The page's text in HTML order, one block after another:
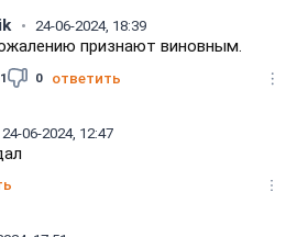
24-06-2024, 18:39
признают виновным.
1 0 ответить
24-06-2024, 12:47